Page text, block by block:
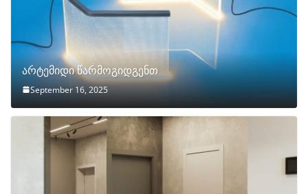
არტემიდი წარმოგიდგენთ
September 16, 2025